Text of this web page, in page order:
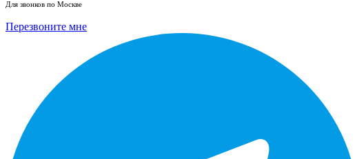
Для звонков по Москве
Перезвоните мне